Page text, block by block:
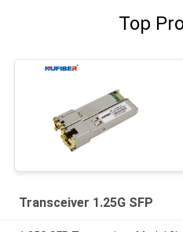
Top
Transceiver 1.25G SFP